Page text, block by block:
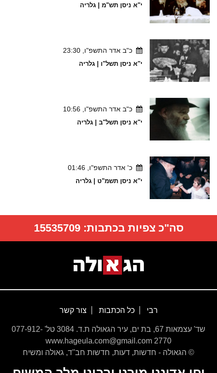
י"א ניסן תש"מ | גלריה
כ"ב אדר התשפ"ו, 23:30
י"א ניסן תשל"ו | גלריה
כ"ב אדר התשפ"ו, 10:56
י"א ניסן תשל"ב | גלריה
כ' אדר התשפ"ו, 01:46
י"א ניסן תשמ"ט | גלריה
סה"כ צפיות בכתבות:15535709
רבי כל הכתבות צור קשר
שד' עצמאות 67, בת ים, עיר הגאולה ת.ד. 3084 טל' 077-912-
2770 www.hageula.com@gmail.com
© הגאולה - חדשות, דעות, חדשות חב''ד, גאולה ומשיח